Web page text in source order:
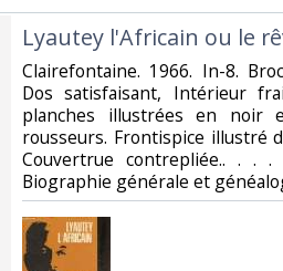
‎Lyautey l'Africain ou le
‎Clairefontaine. 1966. In-8.
Dos satisfaisant, Intérieur
planches illustrées en noir
rousseurs. Frontispice illustré
Couvertrue contrepliée.. . . .
Biographie générale et